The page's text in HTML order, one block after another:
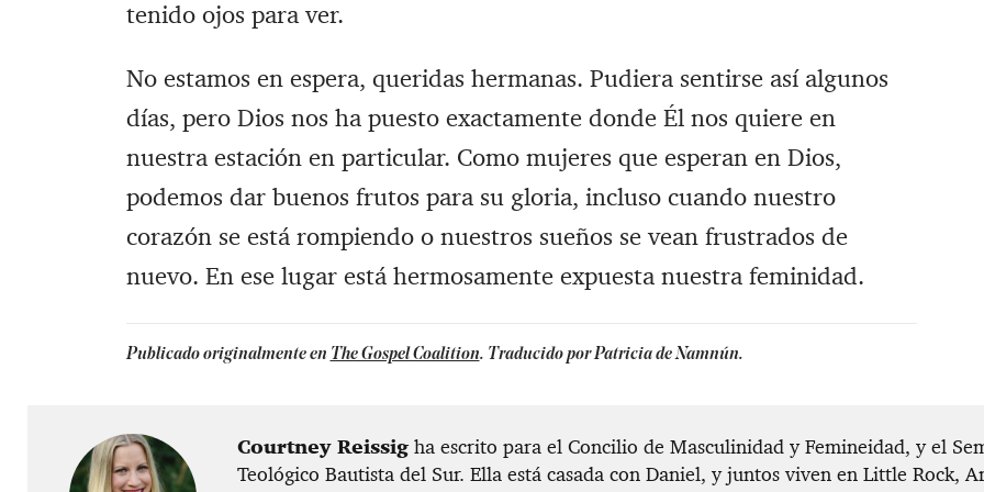
tenido ojos para ver.
‪No estamos en espera, queridas hermanas. ‪Pudiera sentirse así algunos
días, pero Dios nos ha puesto exactamente donde Él nos quiere en
nuestra estación en particular. ‪Como mujeres que esperan en Dios,
podemos dar buenos frutos para su gloria, incluso cuando nuestro
corazón se está rompiendo o nuestros sueños se vean frustrados de
nuevo. ‪En ese lugar está hermosamente expuesta nuestra feminidad.
Publicado originalmente en The Gospel Coalition. Traducido por Patricia de Namnún.
​Courtney Reissigha escrito para el Concilio de Masculinidad y Femineidad, y el
Teológico Bautista del Sur. Ella está casada con Daniel, y juntos viven en Little Rock,